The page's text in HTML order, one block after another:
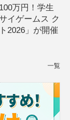
万円！学生
イゲームス ク
2026」が開催
一覧